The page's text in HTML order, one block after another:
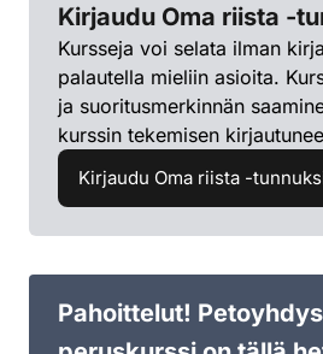
Kirjaudu Oma riista -
Kursseja voi selata ilman
palautella mieliin asioita.
ja suoritusmerkinnän
kurssin tekemisen
Kirjaudu Oma riista -
Pahoittelut!